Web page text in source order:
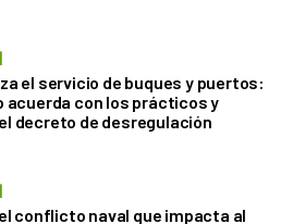
el servicio de buques y puertos:
acuerda con los prácticos y
decreto de desregulación
conflicto naval que impacta al